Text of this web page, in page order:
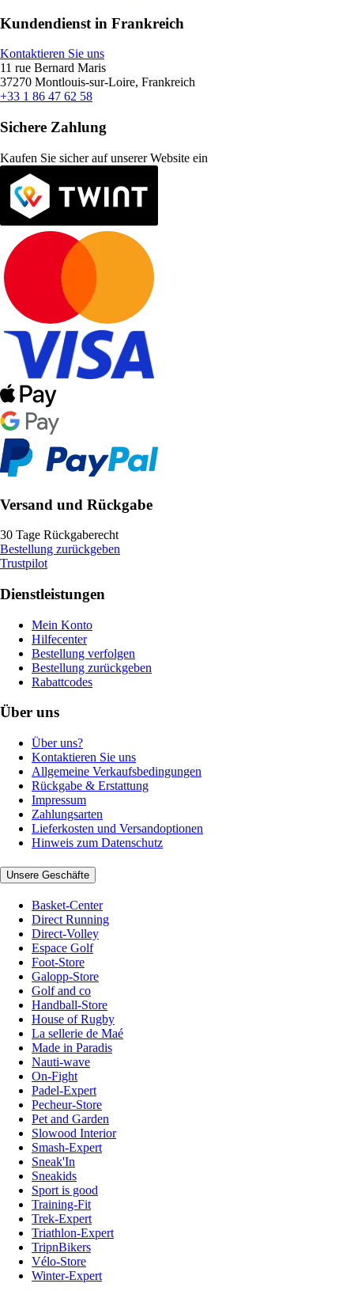
Kundendienst in Frankreich
Kontaktieren Sie uns
11 rue Bernard Maris
37270 Montlouis-sur-Loire, Frankreich
+33 1 86 47 62 58
Sichere Zahlung
Kaufen Sie sicher auf unserer Website ein
Versand und Rückgabe
30 Tage Rückgaberecht
Bestellung zurückgeben
Trustpilot
Dienstleistungen
Mein Konto
Hilfecenter
Bestellung verfolgen
Bestellung zurückgeben
Rabattcodes
Über uns
Über uns?
Kontaktieren Sie uns
Allgemeine Verkaufsbedingungen
Rückgabe & Erstattung
Impressum
Zahlungsarten
Lieferkosten und Versandoptionen
Hinweis zum Datenschutz
Unsere Geschäfte
Basket-Center
Direct Running
Direct-Volley
Espace Golf
Foot-Store
Galopp-Store
Golf and co
Handball-Store
House of Rugby
La sellerie de Maé
Made in Paradis
Nauti-wave
On-Fight
Padel-Expert
Pecheur-Store
Pet and Garden
Slowood Interior
Smash-Expert
Sneak'In
Sneakids
Sport is good
Training-Fit
Trek-Expert
Triathlon-Expert
TripnBikers
Vélo-Store
Winter-Expert